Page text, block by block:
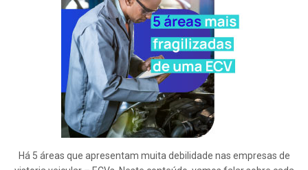
Há 5 áreas que apresentam muita debilidade nas empresas de